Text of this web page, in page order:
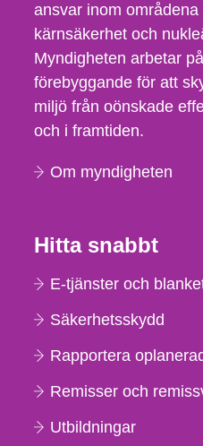
ansvar inom områdena
kärnsäkerhet och
Myndigheten arbetar
förebyggande för att
miljö från oönskade
och i framtiden.
Om myndigheten
Hitta snabbt
E-tjänster och
Säkerhetsskydd
Rapportera
Remisser och
Utbildningar